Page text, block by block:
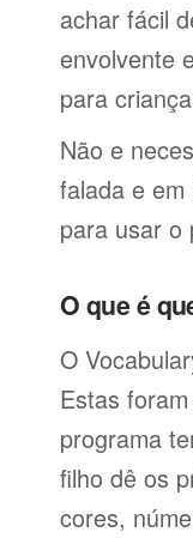
achar fácil
envolvente
para
Não e
falada e
para usar o
O que é
O
Estas
programa
filho dê os
cores,